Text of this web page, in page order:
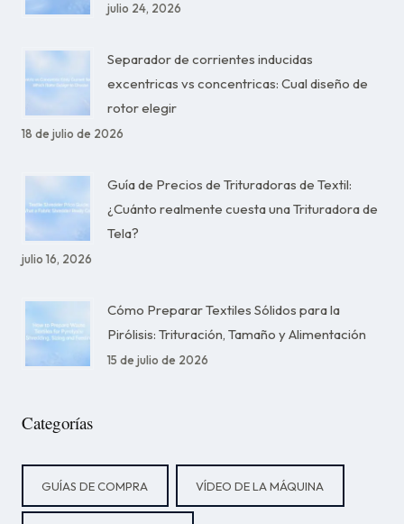
julio 24, 2026
Separador de corrientes inducidas
excentricas vs concentricas: Cual diseño de
rotor elegir
18 de julio de 2026
Guía de Precios de Trituradoras de Textil:
¿Cuánto realmente cuesta una Trituradora de
Tela?
julio 16, 2026
Cómo Preparar Textiles Sólidos para la
Pirólisis: Trituración, Tamaño y Alimentación
15 de julio de 2026
Categorías
GUÍAS DE COMPRA VÍDEO DE LA MÁQUINA